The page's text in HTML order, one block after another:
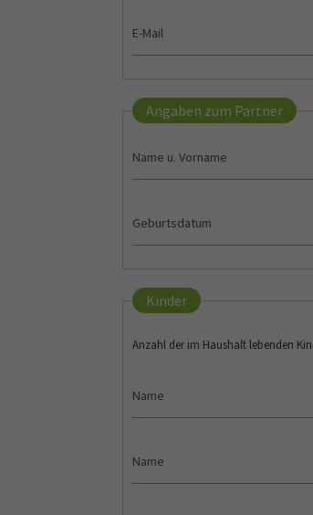
Angaben zum Partner
Kinder
Anzahl der im Haushalt lebenden